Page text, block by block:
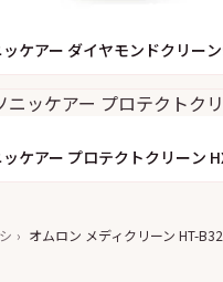
ケアー ダイヤモンドクリー
ケアー プロテクトクリーン
› オムロン メディクリーン HT-